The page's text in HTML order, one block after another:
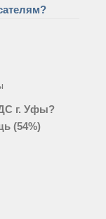
г. Уфы?
(54%)